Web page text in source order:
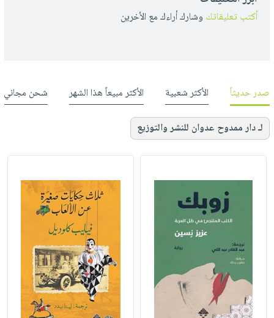
أكتب تعليقاتك وشارك أراءك مع الأخرين
صدر حديثاً الأكثر شعبية الأكثر مبيعاً هذا الشهر شحن مجاني
لـ دار ممدوح عدوان للنشر والتوزيع